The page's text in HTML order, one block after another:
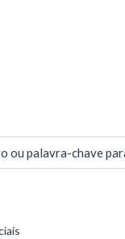
ou palavra-chave